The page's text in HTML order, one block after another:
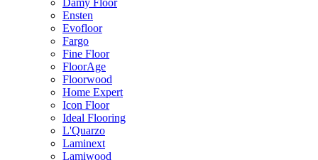
Ensten
Evofloor
Fargo
Fine Floor
FloorAge
Floorwood
Home Expert
Icon Floor
Ideal Flooring
L'Quarzo
Laminext
Lamiwood